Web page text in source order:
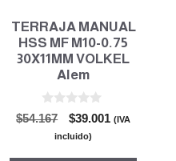
TERRAJA MANUAL
HSS MF M10-0.75
30X11MM VOLKEL
Alem
0
d
$54.167
El
precio
$39.001El(IVA
incluido)